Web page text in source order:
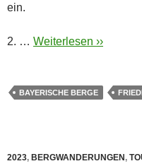
ein.
2. … Weiterlesen ››
BAYERISCHE BERGE
2023, BERGWANDERUNGEN,